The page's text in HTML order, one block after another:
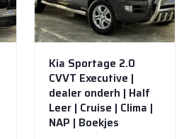
Kia Sportage 2.0
CVVT Executive |
dealer onderh | Half
Leer | Cruise | Clima |
NAP | Boekjes